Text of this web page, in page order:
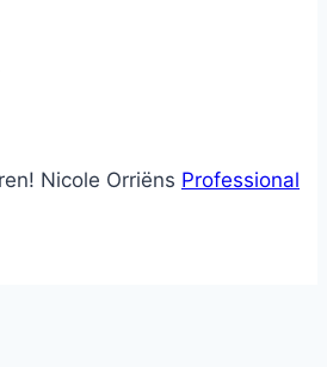
Nicole Orriëns Professional